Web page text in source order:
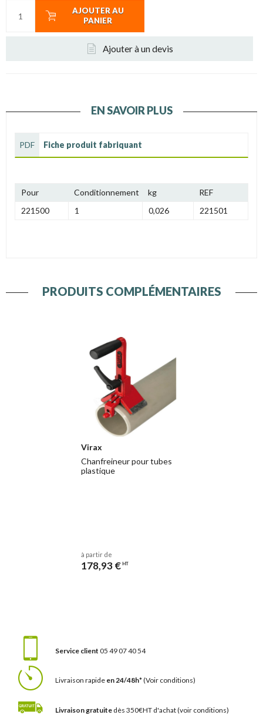
AJOUTER AU
PANIER
Ajouter à un devis
EN SAVOIR PLUS
PDF Fiche produit fabriquant
Pour Conditionnement kg
REF
221500
1 0,026 221501
PRODUITS COMPLÉMENTAIRES
Virax
Chanfreineur pour tubes
plastique
à partir de
178,93 € HT
Service client 05 49 07 40 54
Livraison rapide en 24/48h*(Voir conditions)
Livraison gratuite dès 350€HT d'achat(voir conditions)